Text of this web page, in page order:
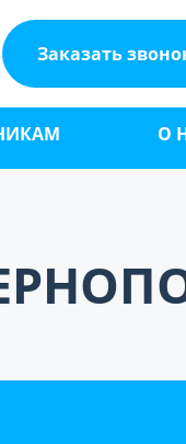
Заказать
О